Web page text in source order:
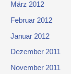
März 2012
Februar 2012
Januar 2012
Dezember 2011
November 2011